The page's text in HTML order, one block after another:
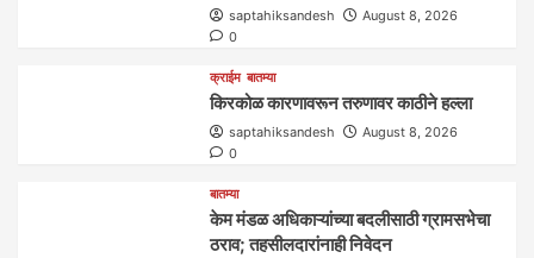
saptahiksandesh
August 8, 2026
0
क्राईम बातम्या
किरकोळ कारणावरून तरुणावर काठीने हल्ला
saptahiksandesh
August 8, 2026
0
बातम्या
केम मंडळ अधिकाऱ्यांच्या बदलीसाठी ग्रामसभेचा
ठराव; तहसीलदारांनाही निवेदन